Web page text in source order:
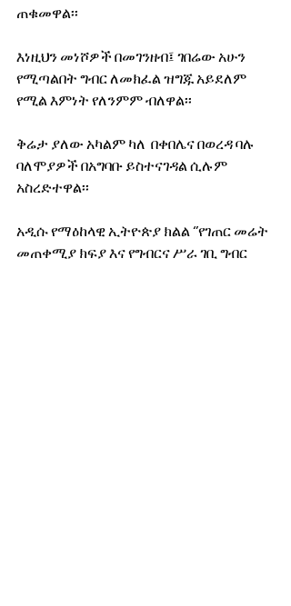
ጠቁመዋል፡፡
እነዚህን መነሾዎች በመገንዘብ፤ ገበሬው አሁን
የሚጣልበት ግብር ለመክፈል ዝግጁ አይደለም
የሚል እምነት የለንምም ብለዋል፡፡
ቅሬታ ያለው አካልም ካለ  በቀበሌና በወረዳ ባሉ
ባለሞያዎች በአግባቡ ይስተናገዳል ሲሉም
አስረድተዋል፡፡
አዲሱ የማዕከላዊ ኢትዮጵያ ክልል ‘’የገጠር መሬት
መጠቀሚያ ክፍያ እና የግብርና ሥራ ገቢ ግብር